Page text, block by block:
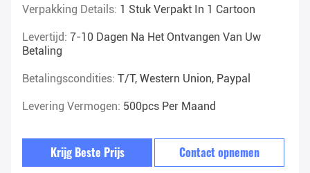
Verpakking Details: 1 Stuk Verpakt In 1 Cartoon
Levertijd: 7-10 Dagen Na Het Ontvangen Van Uw
Betaling
Betalingscondities: T/T, Western Union, Paypal
Levering Vermogen: 500pcs Per Maand
Krijg Beste Prijs Contact opnemen